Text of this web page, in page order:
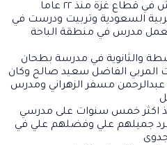
غزة منذ ٢٢ عاما
السعودية وتربيت ودرست في
مدرس في منطقة الباحة
والثانوية في مدرسة بطحان
المربي الفاضل سعيد صالح وكان
عبدالرحمن مسفر الزهراني ومدرس
اكثر خمس سنوات على مدرسي
جميلهم علي وفضلهم علي في